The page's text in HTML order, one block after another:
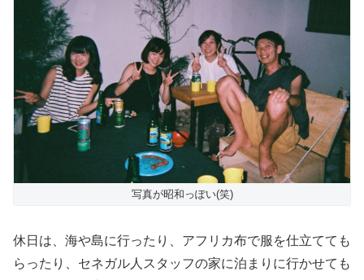
写真が昭和っぽい(笑)
休日は、海や島に行ったり、アフリカ布で服を仕立てても
らったり、セネガル人スタッフの家に泊まりに行かせても